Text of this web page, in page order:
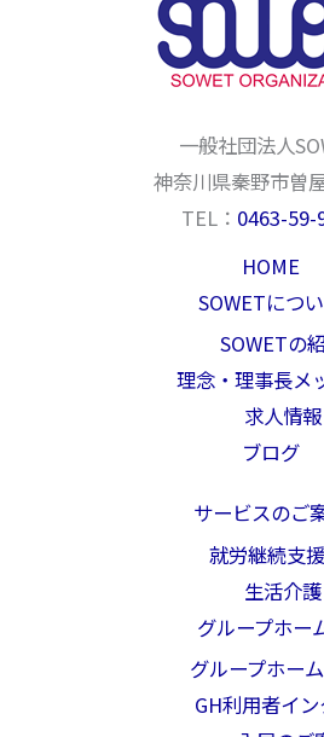
一般社団法人
神奈川県秦野市曽
TEL： 0463-59-
HOME
SOWETにつ
SOWETの
理念・理事長メ
求人情報
ブログ
サービスのご
就労継続支
生活介護
グループホー
グループホー
GH利用者イ